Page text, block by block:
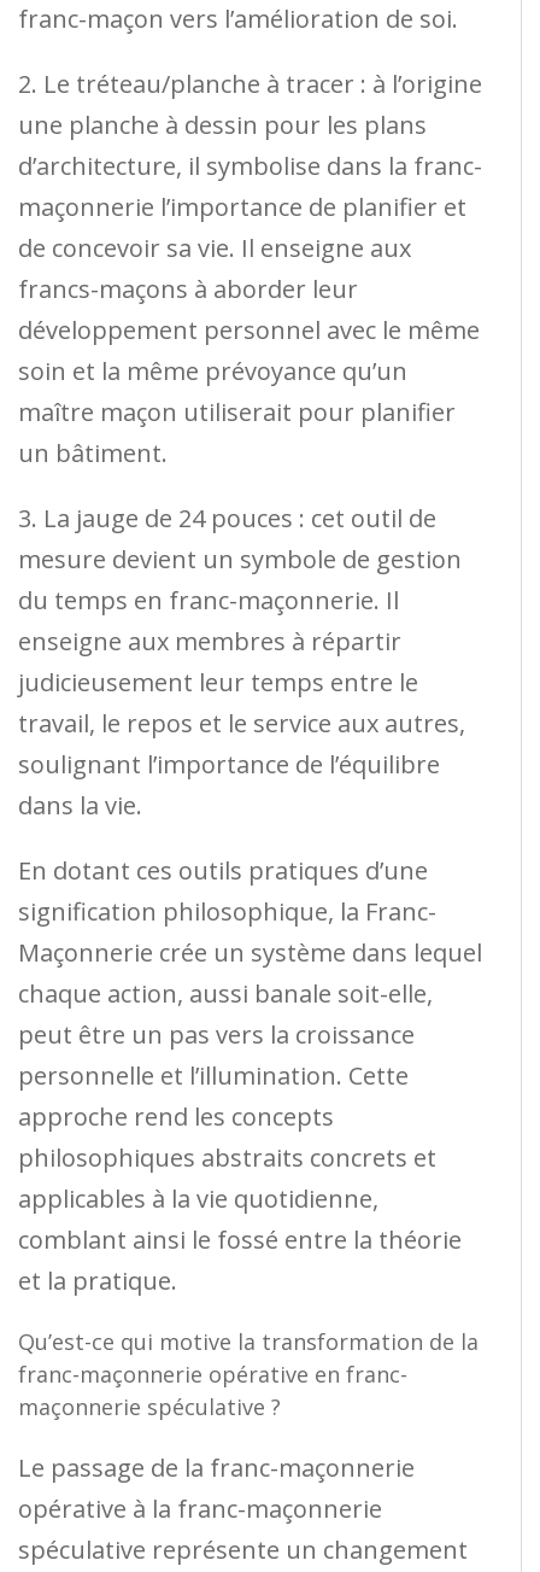
franc-maçon vers l’amélioration de soi.
2. Le tréteau/planche à tracer : à l’origine
une planche à dessin pour les plans
d’architecture, il symbolise dans la franc-
maçonnerie l’importance de planifier et
de concevoir sa vie. Il enseigne aux
francs-maçons à aborder leur
développement personnel avec le même
soin et la même prévoyance qu’un
maître maçon utiliserait pour planifier
un bâtiment.
3. La jauge de 24 pouces : cet outil de
mesure devient un symbole de gestion
du temps en franc-maçonnerie. Il
enseigne aux membres à répartir
judicieusement leur temps entre le
travail, le repos et le service aux autres,
soulignant l’importance de l’équilibre
dans la vie.
En dotant ces outils pratiques d’une
signification philosophique, la Franc-
Maçonnerie crée un système dans lequel
chaque action, aussi banale soit-elle,
peut être un pas vers la croissance
personnelle et l’illumination. Cette
approche rend les concepts
philosophiques abstraits concrets et
applicables à la vie quotidienne,
comblant ainsi le fossé entre la théorie
et la pratique.
Qu’est-ce qui motive la transformation de la
franc-maçonnerie opérative en franc-
maçonnerie spéculative ?
Le passage de la franc-maçonnerie
opérative à la franc-maçonnerie
spéculative représente un changement